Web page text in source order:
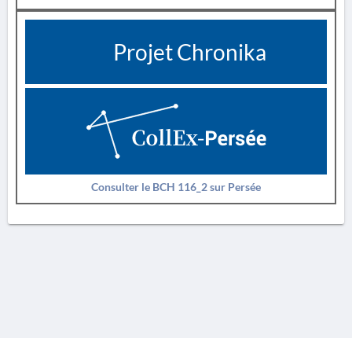
Projet Chronika
Consulter le BCH 116_2 sur Persée